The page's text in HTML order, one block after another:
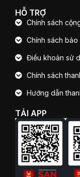
HỖ TRỢ
Chính sách
Chính sách bảo
Điều khoản sử
Chính sách
Hướng dẫn
TẢI APP